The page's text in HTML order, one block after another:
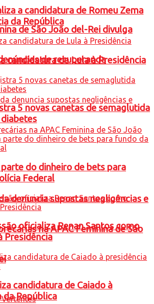
de São João del-Rei divulga
de recuperanda
denuncia supostas negligências e
na APAC Feminina de São
a candidatura de Romeu Zema
da República
candidatura de Lula à Presidência
5 novas canetas de semaglutida
do dinheiro de bets para
Federal
oficializa Renan Santos como
Presidência
candidatura de Caiado à
da República